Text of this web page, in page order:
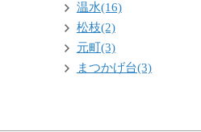
温水(16)
松枝(2)
元町(3)
まつかげ台(3)